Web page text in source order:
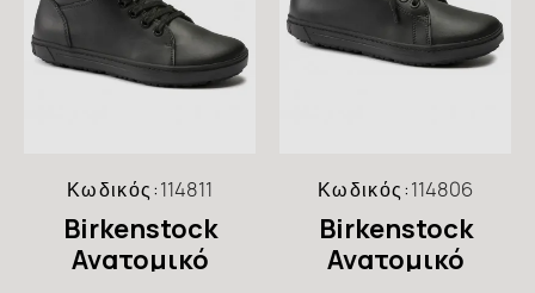
Κωδικός:114811
Birkenstock
Ανατομικό
Κωδικός:114806
Birkenstock
Ανατομικό